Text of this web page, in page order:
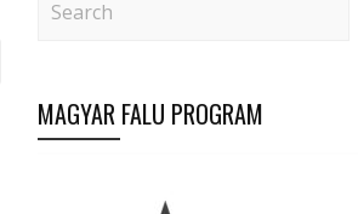
MAGYAR FALU PROGRAM